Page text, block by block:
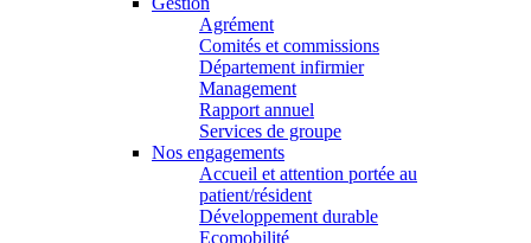
Agrément
Comités et commissions
Département infirmier
Management
Rapport annuel
Services de groupe
Nos engagements
Accueil et attention portée au
patient/résident
Développement durable
Ecomobilité